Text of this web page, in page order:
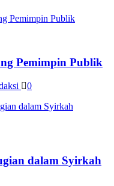
Pemimpin Publik
0
dalam Syirkah